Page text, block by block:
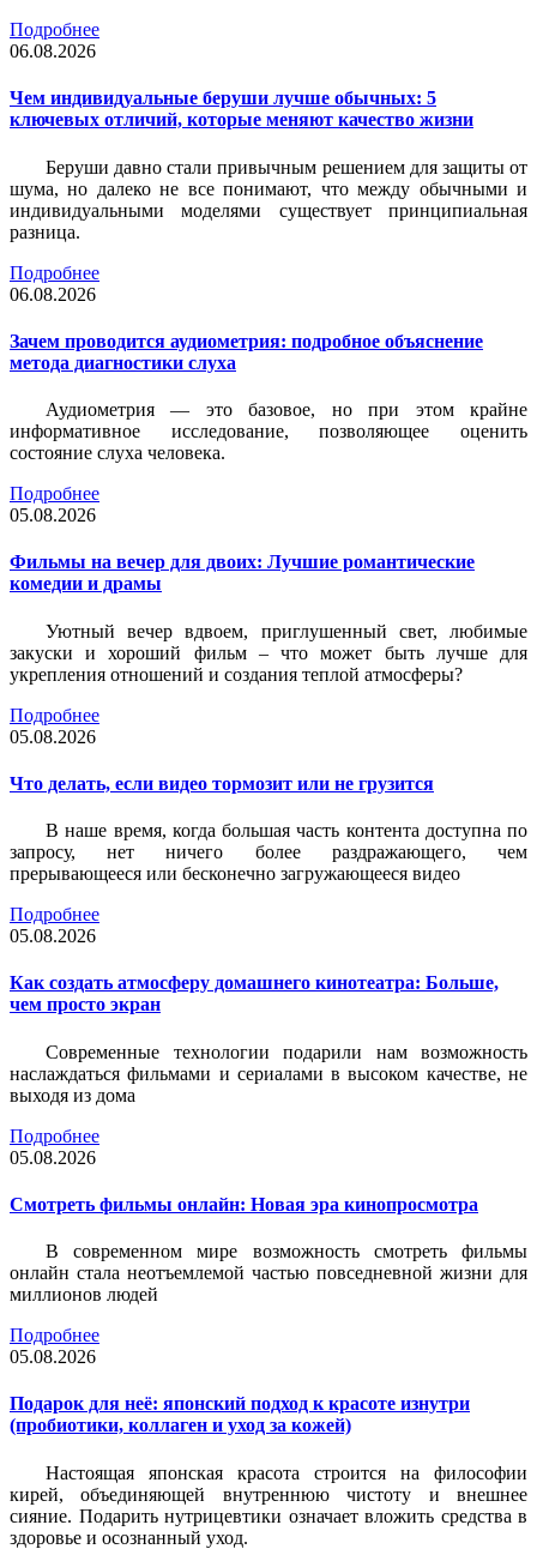
Подробнее
06.08.2026
Чем индивидуальные беруши лучше обычных: 5
ключевых отличий, которые меняют качество жизни
Беруши давно стали привычным решением для защиты от
шума, но далеко не все понимают, что между обычными и
индивидуальными моделями существует принципиальная
разница.
Подробнее
06.08.2026
Зачем проводится аудиометрия: подробное объяснение
метода диагностики слуха
Аудиометрия — это базовое, но при этом крайне
информативное исследование, позволяющее оценить
состояние слуха человека.
Подробнее
05.08.2026
Фильмы на вечер для двоих: Лучшие романтические
комедии и драмы
Уютный вечер вдвоем, приглушенный свет, любимые
закуски и хороший фильм – что может быть лучше для
укрепления отношений и создания теплой атмосферы?
Подробнее
05.08.2026
Что делать, если видео тормозит или не грузится
В наше время, когда большая часть контента доступна по
запросу, нет ничего более раздражающего, чем
прерывающееся или бесконечно загружающееся видео
Подробнее
05.08.2026
Как создать атмосферу домашнего кинотеатра: Больше,
чем просто экран
Современные технологии подарили нам возможность
наслаждаться фильмами и сериалами в высоком качестве, не
выходя из дома
Подробнее
05.08.2026
Смотреть фильмы онлайн: Новая эра кинопросмотра
В современном мире возможность смотреть фильмы
онлайн стала неотъемлемой частью повседневной жизни для
миллионов людей
Подробнее
05.08.2026
Подарок для неё: японский подход к красоте изнутри
(пробиотики, коллаген и уход за кожей)
Настоящая японская красота строится на философии
кирей, объединяющей внутреннюю чистоту и внешнее
сияние. Подарить нутрицевтики означает вложить средства в
здоровье и осознанный уход.